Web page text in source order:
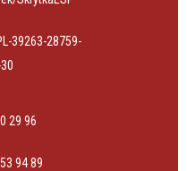
39263-28759-
29 96
94 89